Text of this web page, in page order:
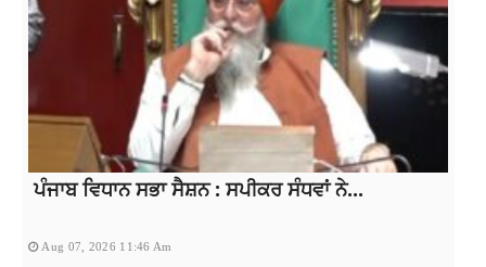
ਪੰਜਾਬ ਵਿਧਾਨ ਸਭਾ ਸੈਸ਼ਨ : ਸਪੀਕਰ ਸੰਧਵਾਂ ਨੇ...
Aug 07, 2026 11:46 Am